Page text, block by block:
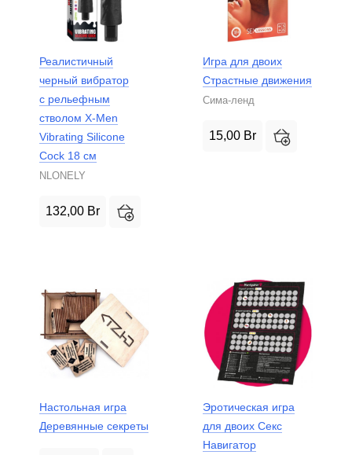
Реалистичный
черный вибратор
с рельефным
стволом X-Men
Vibrating Siliсone
Cock 18 см
NLONELY
132,00 Br
Игра для двоих
Страстные движения
Сима-ленд
15,00 Br
Настольная игра
Деревянные секреты
Эротическая игра
для двоих Секс
Навигатор